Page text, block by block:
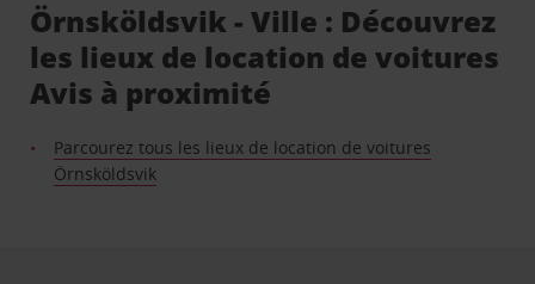
Örnsköldsvik - Ville : Découvrez
les lieux de location de voitures
Avis à proximité
Parcourez tous les lieux de location de voitures
Örnsköldsvik